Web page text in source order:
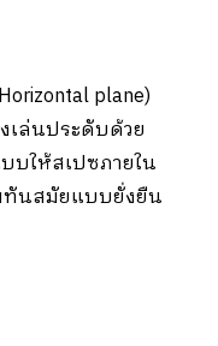
plane)
ล่นประดับด้วย
ให้สเปซภายใน
ทันสมัยแบบยั่งยืน